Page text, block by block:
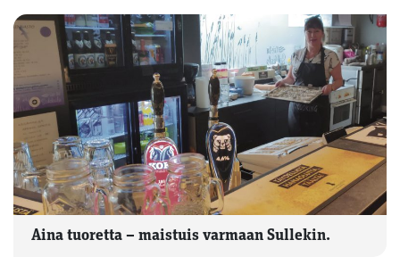
Aina tuoretta – maistuis varmaan Sullekin.